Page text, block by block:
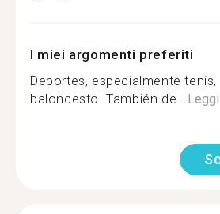
I miei argomenti preferiti
Deportes, especialmente
baloncesto. También de...